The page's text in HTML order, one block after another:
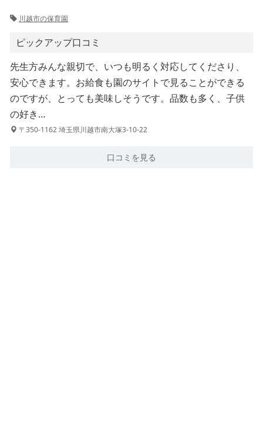
川越市の保育園
ピックアップ口コミ
先生方みんな親切で、いつも明るく対応してくださり、
安心できます。お給食も園のサイトで見ることができる
のですが、とっても美味しそうです。品数も多く、子供
の好き…
〒350-1162 埼玉県川越市南大塚3-10-22
口コミを見る